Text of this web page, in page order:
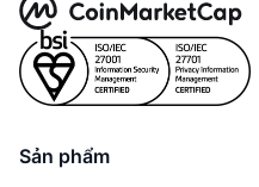
Sản phẩm